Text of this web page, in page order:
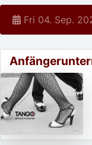
Fri 04. Sep.